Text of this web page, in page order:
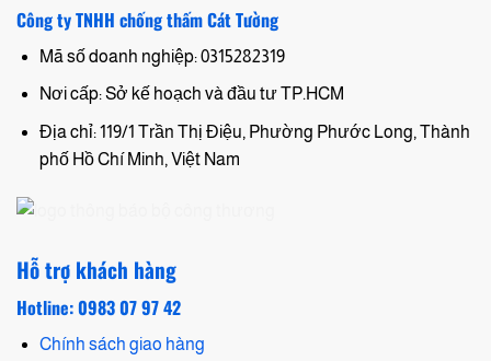
Công ty TNHH chống thấm Cát Tường
Mã số doanh nghiệp: 0315282319
Nơi cấp: Sở kế hoạch và đầu tư TP.HCM
Địa chỉ: 119/1 Trần Thị Điệu, Phường Phước Long, Thành
phố Hồ Chí Minh, Việt Nam
Hỗ trợ khách hàng
Hotline: 0983 07 97 42
Chính sách giao hàng